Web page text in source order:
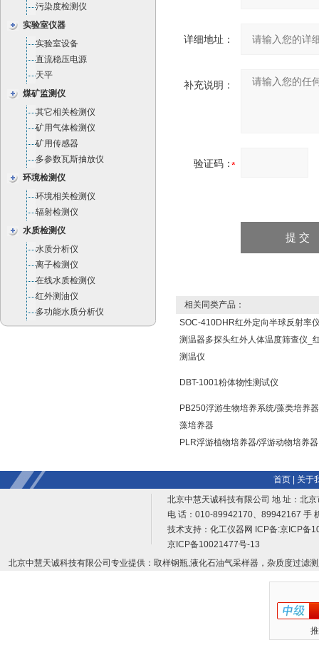
污染度检测仪
实验室仪器
实验室设备
直流稳压电源
天平
煤矿监测仪
其它相关检测仪
矿用气体检测仪
矿用传感器
多参数瓦斯抽放仪
环境检测仪
环境相关检测仪
辐射检测仪
水质检测仪
水质分析仪
离子检测仪
在线水质检测仪
红外测油仪
多功能水质分析仪
详细地址：
补充说明：
验证码：
相关同类产品：
SOC-410DHR红外定向半球反射率
测温器多探头红外人体温度筛查仪_
测温仪
DBT-1001粉体物性测试仪
PB250浮游生物培养系统/藻类培养
藻培养器
PLR浮游植物培养器/浮游动物培养器
首页|
关于
北京中慧天诚科技有限公司 地 址：北
电 话：010-89942170、89942167 手
技术支持： 化工仪器网 ICP备:京ICP备
京ICP备10021477号-13
北京中慧天诚科技有限公司专业提供：取样钢瓶,液化石油气采样器，杂质度过滤